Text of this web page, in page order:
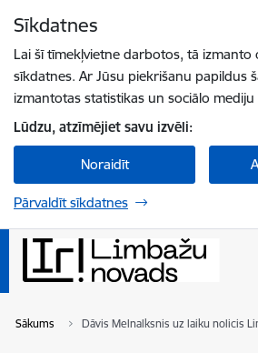
Sīkdatnes
Lai šī tīmekļvietne darbotos, tā izmanto
sīkdatnes. Ar Jūsu piekrišanu papildus
izmantotas statistikas un sociālo mediju
Lūdzu, atzīmējiet savu izvēli:
Noraidīt
Pārvaldīt sīkdatnes
Sākums Dāvis Melnalksnis uz laiku nolicis